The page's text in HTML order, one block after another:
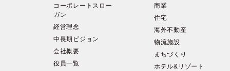
コーポレートスロー
ガン
経営理念
中長期ビジョン
会社概要
役員一覧
商業
住宅
海外不動産
物流施設
まちづくり
ホテル&リゾート